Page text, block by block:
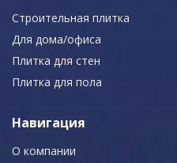
Строительная плитка
Для дома/офиса
Плитка для стен
Плитка для пола
Навигация
О компании